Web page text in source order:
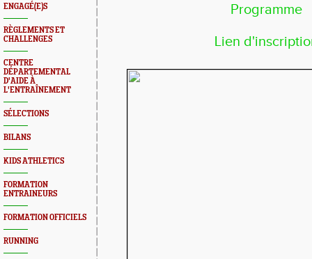
ENGAGÉ(E)S
RÈGLEMENTS ET
CHALLENGES
CENTRE
DÉPARTEMENTAL
D'AIDE À
L'ENTRAÎNEMENT
SÉLECTIONS
BILANS
KIDS ATHLETICS
FORMATION
ENTRAINEURS
FORMATION OFFICIELS
RUNNING
Programme
Lien